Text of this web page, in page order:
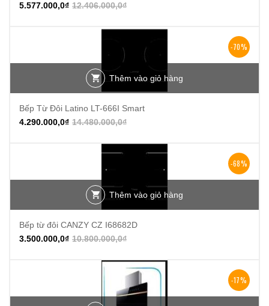
12.406.000,0₫
5.577.000,0₫
-70%
Thêm vào giỏ hàng
Bếp Từ Đôi Latino LT-666I Smart
14.480.000,0₫
4.290.000,0₫
-68%
Thêm vào giỏ hàng
Bếp từ đôi CANZY CZ I68682D
10.800.000,0₫
3.500.000,0₫
-17%